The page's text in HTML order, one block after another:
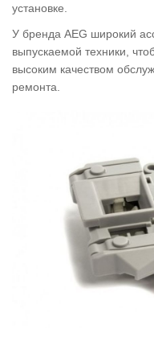
установке.
У бренда AEG широкий
выпускаемой техники,
высоким качеством
ремонта.